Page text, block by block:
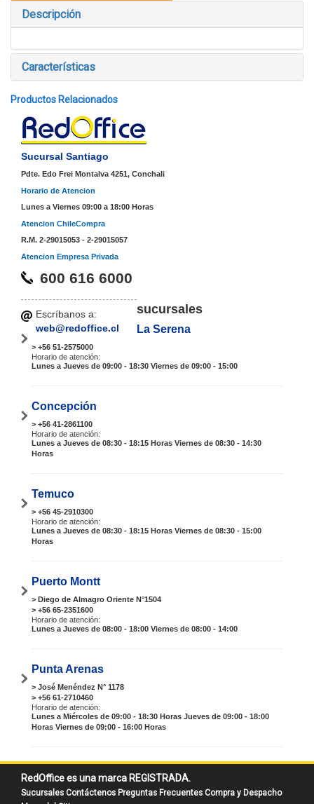
Descripción
Características
Productos Relacionados
Sucursal Santiago
Pdte. Edo Frei Montalva 4251, Conchali
Horario de Atencion
Lunes a Viernes 09:00 a 18:00 Horas
Atencion ChileCompra
R.M. 2-29015053 - 2-29015057
Atencion Empresa Privada
600 616 6000
Escríbanos a:
web@redoffice.cl
sucursales
La Serena
> +56 51-2575000
Horario de atención:
Lunes a Jueves de 09:00 - 18:30 Viernes de 09:00 - 15:00
Concepción
> +56 41-2861100
Horario de atención:
Lunes a Jueves de 08:30 - 18:15 Horas Viernes de 08:30 - 14:30
Horas
Temuco
> +56 45-2910300
Horario de atención:
Lunes a Jueves de 08:30 - 18:15 Horas Viernes de 08:30 - 15:00
Horas
Puerto Montt
> Diego de Almagro Oriente N°1504
> +56 65-2351600
Horario de atención:
Lunes a Jueves de 08:00 - 18:00 Viernes de 08:00 - 14:00
Punta Arenas
> José Menéndez N° 1178
> +56 61-2710460
Horario de atención:
Lunes a Miércoles de 09:00 - 18:30 Horas Jueves de 09:00 - 18:00
Horas Viernes de 09:00 - 16:00 Horas
RedOffice es una marca REGISTRADA.
Sucursales Contáctenos Preguntas Frecuentes Compra y Despacho